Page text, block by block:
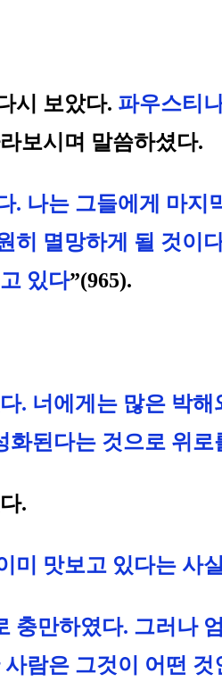
시 보았다. 파우스티
보시며 말씀하셨다.
나는 그들에게 마지
멸망하게 될 것이
있다”(965).
. 너에게는 많은 박
된다는 것으로 위로
.
미 맛보고 있다는 사
만하였다. 그러나
람은 그것이 어떤